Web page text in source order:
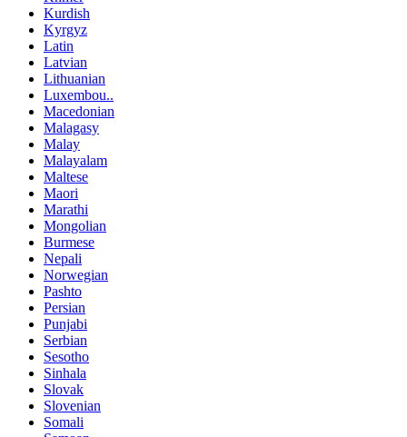
Kurdish
Kyrgyz
Latin
Latvian
Lithuanian
Luxembou..
Macedonian
Malagasy
Malay
Malayalam
Maltese
Maori
Marathi
Mongolian
Burmese
Nepali
Norwegian
Pashto
Persian
Punjabi
Serbian
Sesotho
Sinhala
Slovak
Slovenian
Somali